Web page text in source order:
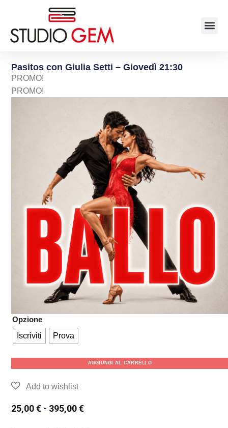
Pasitos con Giulia Setti – Giovedì 21:30
PROMO!
PROMO!
Opzione
Iscriviti
Prova
AGGIUNGI AL CARRELLO
25,00€ - 395,00€